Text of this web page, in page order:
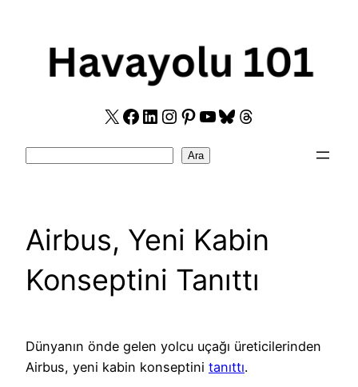
X Facebook
LinkedIn
Instagram
Pinterest
YouTube
Bluesky
Threads
Ara
Airbus, Yeni Kabin
Konseptini Tanıttı
Dünyanın önde gelen yolcu uçağı üreticilerinden
Airbus, yeni kabin konseptini tanıttı.